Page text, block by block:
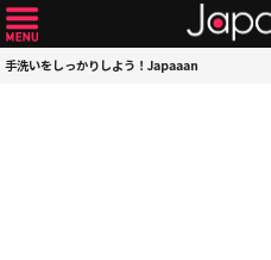
手洗いをしっかりしよう！Japaaan